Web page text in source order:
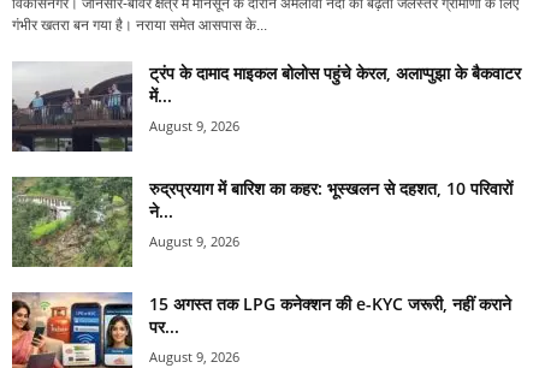
विकासनगर। जौनसार-बावर क्षेत्र में मानसून के दौरान अमलावा नदी का बढ़ता जलस्तर ग्रामीणों के लिए
गंभीर खतरा बन गया है। नराया समेत आसपास के...
ट्रंप के दामाद माइकल बोलोस पहुंचे केरल, अलाप्पुझा के बैकवाटर
में...
August 9, 2026
रुद्रप्रयाग में बारिश का कहर: भूस्खलन से दहशत, 10 परिवारों
ने...
August 9, 2026
15 अगस्त तक LPG कनेक्शन की e-KYC जरूरी, नहीं कराने
पर...
August 9, 2026